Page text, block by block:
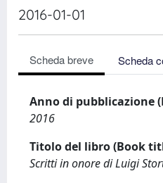
2016-01-01
Scheda breve Scheda
Anno di pubblicazione
2016
Titolo del libro (Book
Scritti in onore di Luigi